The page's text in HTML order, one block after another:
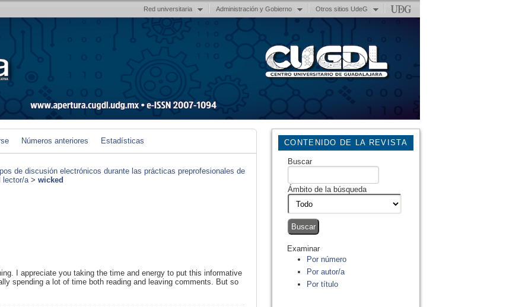
Red universitaria Administración y Gobierno Otros sitios UdeG
CONTENIDO DE LA REVISTA
Buscar
Ámbito de la búsqueda
Examinar
Por número
Por autor/a
Por título
Números anteriores Estadísticas
de discusión electrónicos durante las prácticas preprofesionales de
lector/a> wicked
I appreciate you taking the time and energy to put this informative
spending a lot of time both reading and leaving comments. But so